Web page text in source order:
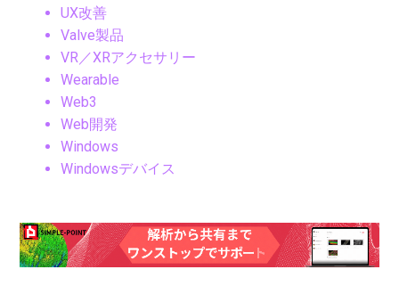
UX改善
Valve製品
VR／XRアクセサリー
Wearable
Web3
Web開発
Windows
Windowsデバイス
1080pプロジェクター, 4Kネイティブ, アウトド
アシアター, ホームシアターガジェット, ワイヤ